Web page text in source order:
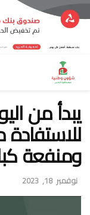
يبدأ من
ومنفعة
نوفمبر 18, 2023